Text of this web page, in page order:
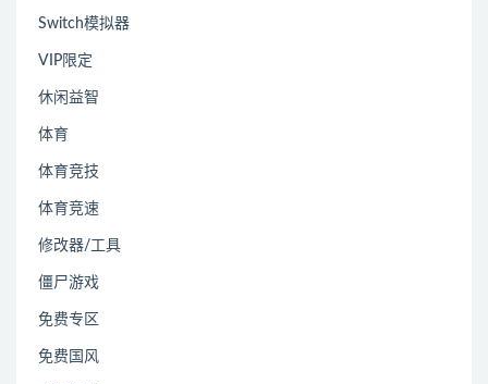
Switch模拟器
VIP限定
休闲益智
体育
体育竞技
体育竞速
修改器/工具
僵尸游戏
免费专区
免费国风